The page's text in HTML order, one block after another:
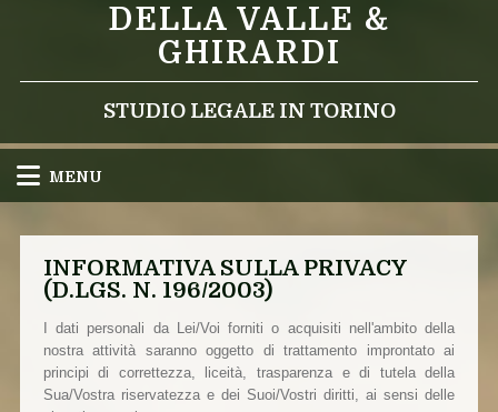
DELLA VALLE &
GHIRARDI
STUDIO LEGALE IN TORINO
MENU
INFORMATIVA SULLA PRIVACY
(D.LGS. N. 196/2003)
I dati personali da Lei/Voi forniti o acquisiti nell'ambito della
nostra attività saranno oggetto di trattamento improntato ai
principi di correttezza, liceità, trasparenza e di tutela della
Sua/Vostra riservatezza e dei Suoi/Vostri diritti, ai sensi delle